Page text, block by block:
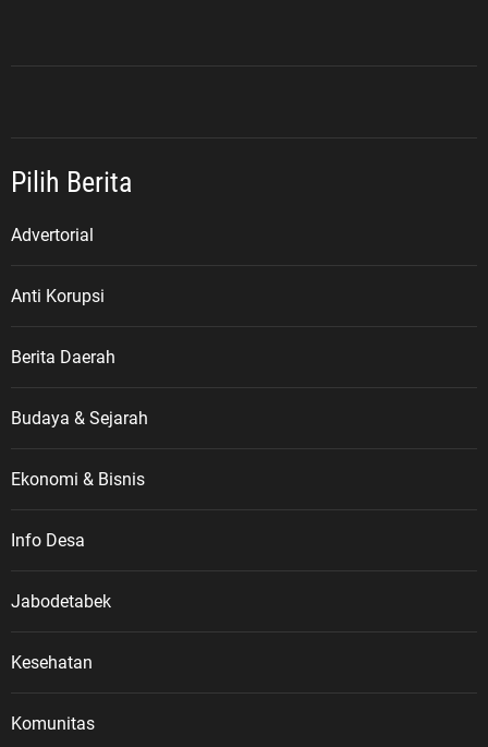
Pilih Berita
Advertorial
Anti Korupsi
Berita Daerah
Budaya & Sejarah
Ekonomi & Bisnis
Info Desa
Jabodetabek
Kesehatan
Komunitas